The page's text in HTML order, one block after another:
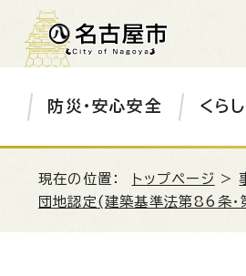
防災・安心安全 くら
現在の位置： トップページ >
団地認定(建築基準法第86条